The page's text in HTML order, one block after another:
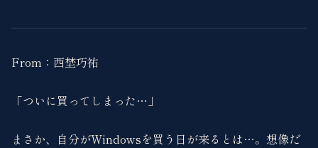
From：西埜巧祐
「ついに買ってしまった…」
まさか、自分がWindowsを買う日が来るとは…。想像だ